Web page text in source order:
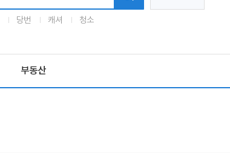
당번 캐셔 청소
부동산